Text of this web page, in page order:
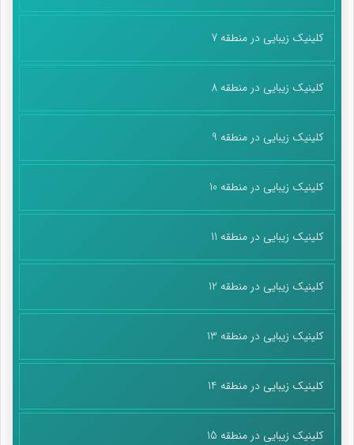
پایان پیام/غ
کلینیک زیبایی در منطقه 7
کلینیک زیبایی در منطقه 8
کلینیک زیبایی در منطقه 9
کلینیک زیبایی در منطقه 10
کلینیک زیبایی در منطقه 11
کلینیک زیبایی در منطقه 12
کلینیک زیبایی در منطقه 13
کلینیک زیبایی در منطقه 14
کلینیک زیبایی در منطقه 15